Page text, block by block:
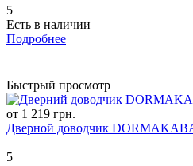
5
Есть в наличии
Подробнее
Быстрый просмотр
от 1 219 грн.
Дверной доводчик
5